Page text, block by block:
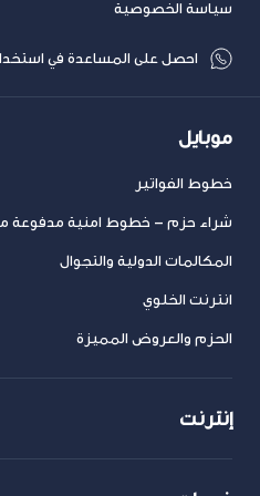
سياسة الخصوصية
احصل على المساعدة في
موبايل
خطوط الفواتير
شراء حزم – خطوط امنية مدفوعة
المكالمات الدولية والتجوال
انترنت الخلوي
الحزم والعروض المميزة
إنترنت